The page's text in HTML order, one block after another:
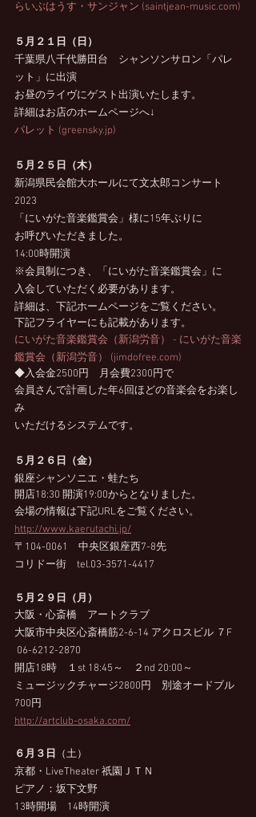
らいぶはうす・サンジャン (saintjean-music.com)
５月２１日（日）
千葉県八千代勝田台　シャンソンサロン「パレ
ット」に出演
お昼のライヴにゲスト出演いたします。
詳細はお店のホームページへ↓
パレット (greensky.jp)
５月２５日（木）
新潟県民会館大ホールにて文太郎コンサート
2023
「にいがた音楽鑑賞会」様に15年ぶりに
お呼びいただきました。
14:00時開演
※会員制につき、「にいがた音楽鑑賞会」に
入会していただく必要があります。
詳細は、下記ホームページをご覧ください。
下記フライヤーにも記載があります。
にいがた音楽鑑賞会（新潟労音） - にいがた音楽
鑑賞会（新潟労音） (jimdofree.com)
◆入会金2500円　月会費2300円で
会員さんで計画した年6回ほどの音楽会をお楽し
み
いただけるシステムです。
５月２６日（金）
銀座シャンソニエ・蛙たち
開店18:30 開演19:00からとなりました。
会場の情報は下記URLをご覧ください。
http://www.kaerutachi.jp/
〒104-0061　中央区銀座西7-8先
コリドー街　tel.03-3571-4417
５月２９日（月）
大阪・心斎橋　アートクラブ
大阪市中央区心斎橋筋2-6-14 アクロスビル ７F
06-6212-2870
開店18時　１st 18:45～　２nd 20:00～
ミュージックチャージ2800円　別途オードブル
700円
http://artclub-osaka.com/
６月３日
（土）
京都・LiveTheater 祇園ＪＴＮ
ピアノ：坂下文野
13時開場　14時開演